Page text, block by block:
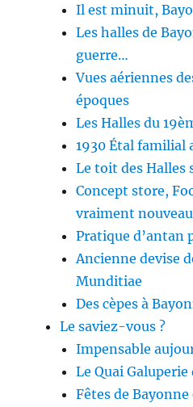
Il est minuit,
Les halles de
guerre…
Vues aériennes
époques
Les Halles du
1930 Étal familial
Le toit des Halles
Concept store,
vraiment
Pratique d’antan
Ancienne devise
Munditiae
Des cèpes à
Le saviez-vous ?
Impensable
Le Quai Galuperie
Fêtes de